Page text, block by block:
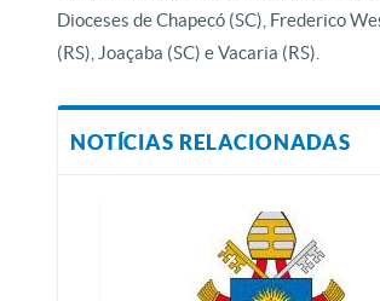
Dioceses de Chapecó (SC), Frederico
(RS), Joaçaba (SC) e Vacaria (RS).
NOTÍCIAS RELACIONADAS